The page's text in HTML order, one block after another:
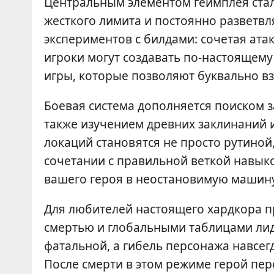
жесткого лимита и постоянно
экспериментов с билдами: сочетая
игроки могут создавать по-
игры, которые позволяют буквально
Боевая система дополняется
также изучением древних заклинаний
локаций становятся не просто
сочетании с правильной веткой
вашего героя в неостановимую
Для любителей настоящего хардкора
смертью и глобальными таблицами
фатальной, а гибель персонажа
После смерти в этом режиме герой